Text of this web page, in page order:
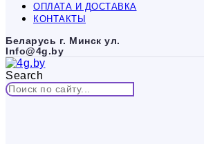
ОПЛАТА И ДОСТАВКА
КОНТАКТЫ
Беларусь г. Минск ул.
Info@4g.by
Search